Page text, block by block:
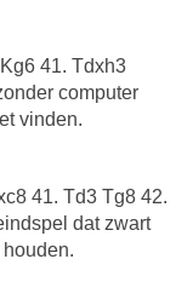
41. Tdxh3
computer
vinden.
41. Td3 Tg8 42.
dat zwart